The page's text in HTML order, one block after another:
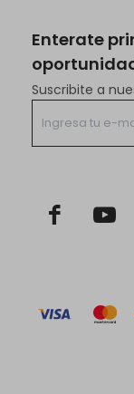
Enterate
Suscribite a
